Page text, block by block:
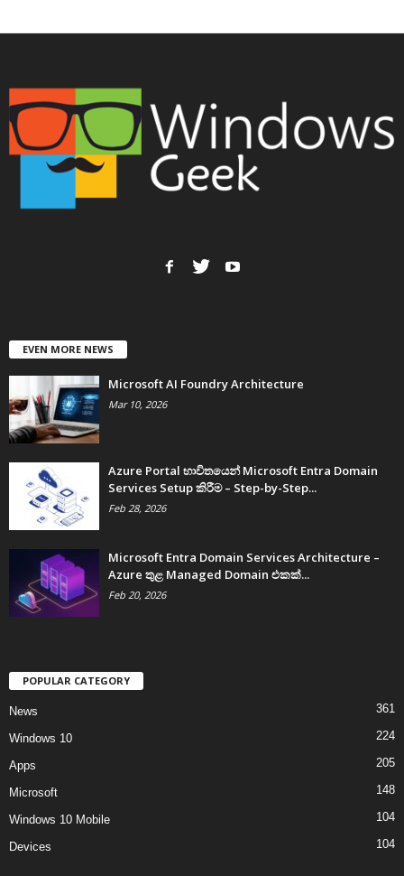
EVEN MORE NEWS
Microsoft AI Foundry Architecture
Mar 10, 2026
Azure Portal භාවිතයෙන් Microsoft Entra Domain
Services Setup කිරීම – Step-by-Step...
Feb 28, 2026
Microsoft Entra Domain Services Architecture –
Azure තුළ Managed Domain එකක්...
Feb 20, 2026
POPULAR CATEGORY
News 361
Windows 10 224
Apps 205
Microsoft 148
Windows 10 Mobile 104
Devices 104